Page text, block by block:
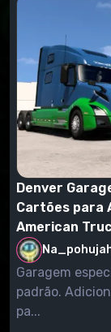
Denver
Cartões para
American
Garagem
padrão.
pa...